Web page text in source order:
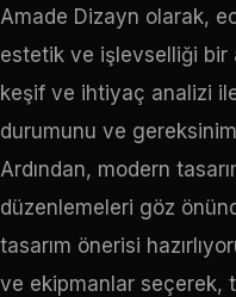
Amade Dizayn olarak,
estetik ve işlevselliği bir
keşif ve ihtiyaç analizi
durumunu ve
Ardından, modern
düzenlemeleri göz
tasarım önerisi
ve ekipmanlar seçerek,